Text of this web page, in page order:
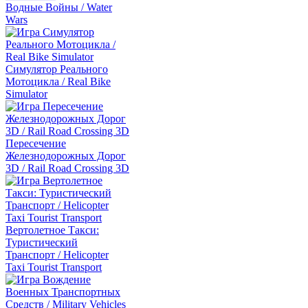
Водные Войны / Water
Wars
Симулятор Реального
Мотоцикла / Real Bike
Simulator
Пересечение
Железнодорожных Дорог
3D / Rail Road Crossing 3D
Вертолетное Такси:
Туристический
Транспорт / Helicopter
Taxi Tourist Transport